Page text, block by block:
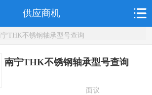
供应商机
THK不锈钢轴承型号查询
南宁THK不锈钢轴承型号查询
面议